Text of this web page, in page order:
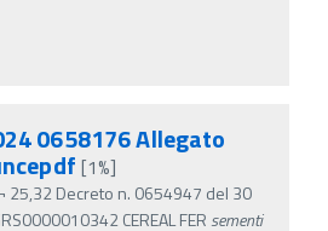
0658176 Allegato
[1%]
25,32 Decreto n. 0654947 del 30
CEREAL FER sementi